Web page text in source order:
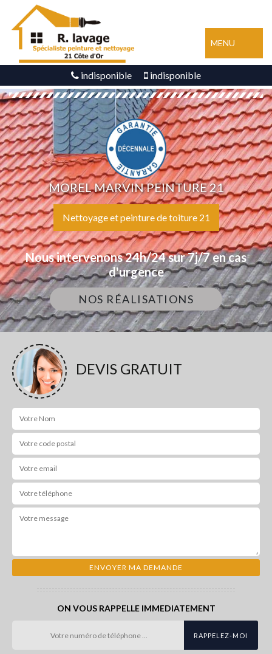
MENU
indisponible indisponible
MOREL MARVIN PEINTURE 21
Nettoyage et peinture de toiture 21
Nous intervenons 24h/24 sur 7j/7 en cas
d'urgence
NOS RÉALISATIONS
DEVIS GRATUIT
ON VOUS RAPPELLE IMMEDIATEMENT